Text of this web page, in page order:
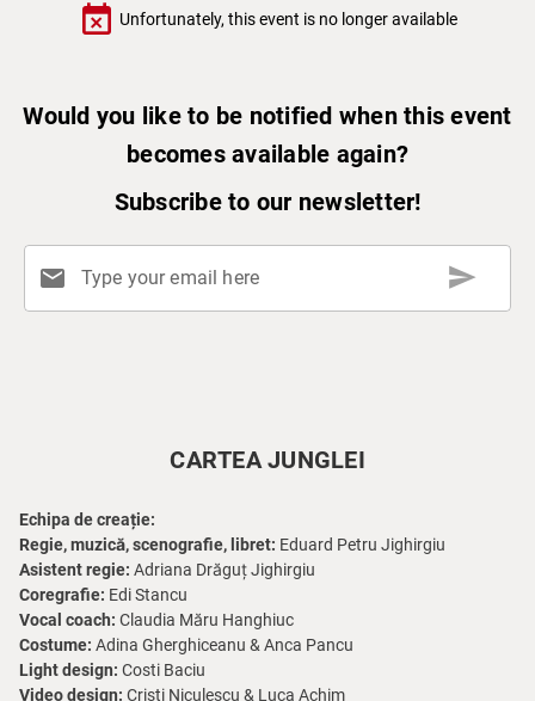
event_busy Unfortunately, this event is no longer available
Would you like to be notified when this event
becomes available again?
Subscribe to our newsletter!
mail Type your email here send
CARTEA JUNGLEI
Echipa de creație:
Regie, muzică, scenografie, libret: Eduard Petru Jighirgiu
Asistent regie: Adriana Drăguț Jighirgiu
Coregrafie: Edi Stancu
Vocal coach: Claudia Măru Hanghiuc
Costume: Adina Gherghiceanu & Anca Pancu
Light design: Costi Baciu
Video design: Cristi Niculescu & Luca Achim